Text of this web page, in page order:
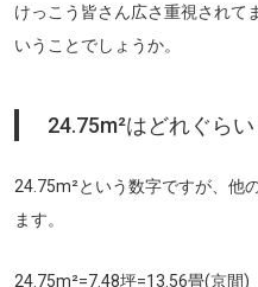
けっこう皆さん広さ重視されて
いうことでしょうか。
24.75m²はどれぐらい
24.75m²という数字ですが、他
ます。
24.75m²=7.48坪=13.56畳(京間)